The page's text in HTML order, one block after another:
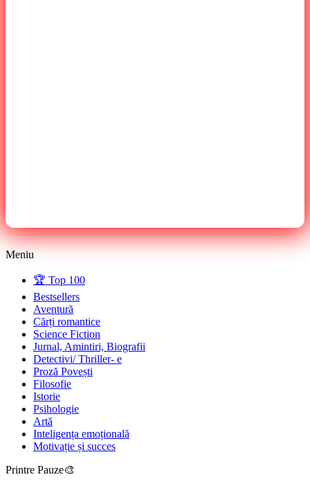
Meniu
🏆 Top 100
Bestsellers
Aventură
Cărți romantice
Science Fiction
Jurnal, Amintiri, Biografii
Detectivi/ Thriller- e
Proză Povești
Filosofie
Istorie
Psihologie
Artă
Inteligența emoțională
Motivație și succes
Printre Pauze🎨